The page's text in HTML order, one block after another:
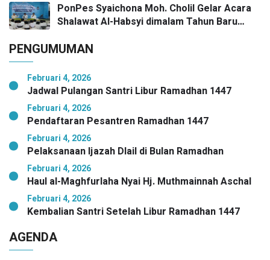
PonPes Syaichona Moh. Cholil Gelar Acara
Shalawat Al-Habsyi dimalam Tahun Baru
PENGUMUMAN
Februari 4, 2026
Jadwal Pulangan Santri Libur Ramadhan 1447
Februari 4, 2026
Pendaftaran Pesantren Ramadhan 1447
Februari 4, 2026
Pelaksanaan Ijazah Dlail di Bulan Ramadhan
Februari 4, 2026
Haul al-Maghfurlaha Nyai Hj. Muthmainnah Aschal
Februari 4, 2026
Kembalian Santri Setelah Libur Ramadhan 1447
AGENDA